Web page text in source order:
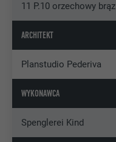
11 P.10 orzechowy brąz
ARCHITEKT
Planstudio Pederiva
WYKONAWCA
Spenglerei Kind